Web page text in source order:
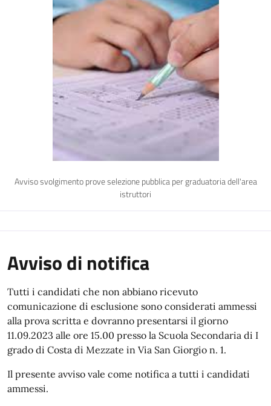
Avviso svolgimento prove selezione pubblica per graduatoria dell'area
istruttori
Avviso di notifica
Tutti i candidati che non abbiano ricevuto
comunicazione di esclusione sono considerati ammessi
alla prova scritta e dovranno presentarsi il giorno
11.09.2023 alle ore 15.00 presso la Scuola Secondaria di I
grado di Costa di Mezzate in Via San Giorgio n. 1.
Il presente avviso vale come notifica a tutti i candidati
ammessi.